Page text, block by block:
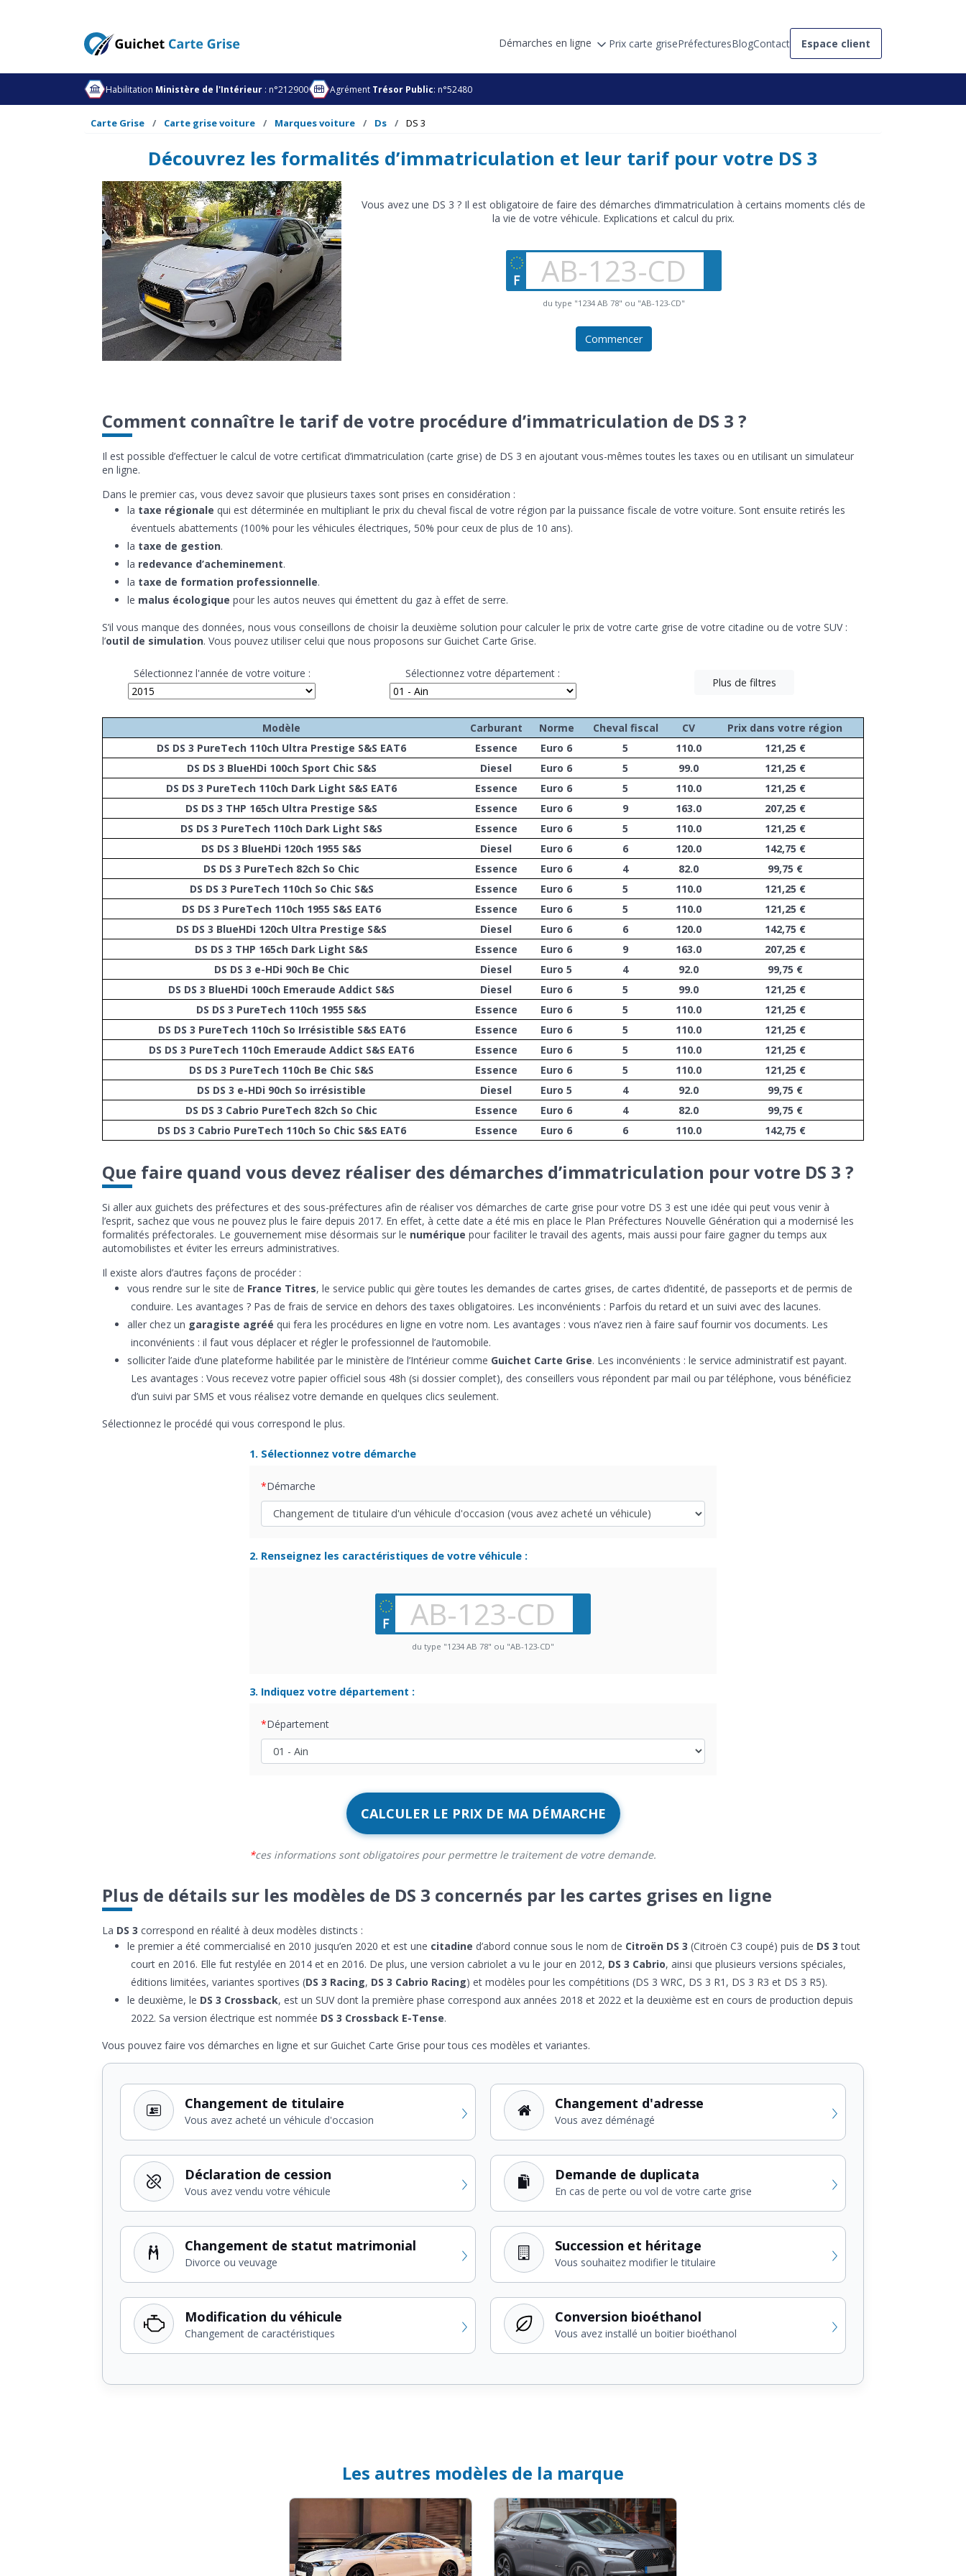
Démarches en ligne Prix carte grisePréfecturesBlogContact Espace client
Habilitation Ministère de l'Intérieur : n°212900 Agrément Trésor Public: n°52480
Carte Grise Carte grise voiture Marques voiture Ds DS 3
Découvrez les formalités d’immatriculation et leur tarif pour votre DS 3
Vous avez une DS 3 ? Il est obligatoire de faire des démarches d’immatriculation à certains moments clés de
la vie de votre véhicule. Explications et calcul du prix.
du type "1234 AB 78" ou "AB-123-CD"
Commencer
Comment connaître le tarif de votre procédure d’immatriculation de DS 3 ?
Il est possible d’effectuer le calcul de votre certificat d’immatriculation (carte grise) de DS 3 en ajoutant vous-mêmes toutes les taxes ou en utilisant un simulateur
en ligne.
Dans le premier cas, vous devez savoir que plusieurs taxes sont prises en considération :
la taxe régionale qui est déterminée en multipliant le prix du cheval fiscal de votre région par la puissance fiscale de votre voiture. Sont ensuite retirés les
éventuels abattements (100% pour les véhicules électriques, 50% pour ceux de plus de 10 ans).
la taxe de gestion.
la redevance d’acheminement.
la taxe de formation professionnelle.
le malus écologique pour les autos neuves qui émettent du gaz à effet de serre.
S’il vous manque des données, nous vous conseillons de choisir la deuxième solution pour calculer le prix de votre carte grise de votre citadine ou de votre SUV :
l’outil de simulation. Vous pouvez utiliser celui que nous proposons sur Guichet Carte Grise.
Sélectionnez l'année de votre voiture : Sélectionnez votre département :
Plus de filtres
Modèle Carburant Norme Cheval fiscal CV
Prix dans votre région
DS DS 3 PureTech 110ch Ultra Prestige S&S EAT6
Essence Euro 6 5 110.0
121,25 €
DS DS 3 BlueHDi 100ch Sport Chic S&S
Diesel Euro 6 5 99.0
121,25 €
DS DS 3 PureTech 110ch Dark Light S&S EAT6
Essence Euro 6 5 110.0
121,25 €
DS DS 3 THP 165ch Ultra Prestige S&S
Essence Euro 6 9 163.0
207,25 €
DS DS 3 PureTech 110ch Dark Light S&S
Essence Euro 6 5 110.0
121,25 €
DS DS 3 BlueHDi 120ch 1955 S&S
Diesel Euro 6 6 120.0
142,75 €
DS DS 3 PureTech 82ch So Chic
Essence Euro 6 4 82.0
99,75 €
DS DS 3 PureTech 110ch So Chic S&S
Essence Euro 6 5 110.0
121,25 €
DS DS 3 PureTech 110ch 1955 S&S EAT6
Essence Euro 6 5 110.0
121,25 €
DS DS 3 BlueHDi 120ch Ultra Prestige S&S
Diesel Euro 6 6 120.0
142,75 €
DS DS 3 THP 165ch Dark Light S&S
Essence Euro 6 9 163.0
207,25 €
DS DS 3 e-HDi 90ch Be Chic
Diesel Euro 5 4 92.0
99,75 €
DS DS 3 BlueHDi 100ch Emeraude Addict S&S
Diesel Euro 6 5 99.0
121,25 €
DS DS 3 PureTech 110ch 1955 S&S
Essence Euro 6 5 110.0
121,25 €
DS DS 3 PureTech 110ch So Irrésistible S&S EAT6
Essence Euro 6 5 110.0
121,25 €
DS DS 3 PureTech 110ch Emeraude Addict S&S EAT6
Essence Euro 6 5 110.0
121,25 €
DS DS 3 PureTech 110ch Be Chic S&S
Essence Euro 6 5 110.0
121,25 €
DS DS 3 e-HDi 90ch So irrésistible
Diesel Euro 5 4 92.0
99,75 €
DS DS 3 Cabrio PureTech 82ch So Chic
Essence Euro 6 4 82.0
99,75 €
DS DS 3 Cabrio PureTech 110ch So Chic S&S EAT6
Essence Euro 6 6 110.0 142,75 €
Que faire quand vous devez réaliser des démarches d’immatriculation pour votre DS 3 ?
Si aller aux guichets des préfectures et des sous-préfectures afin de réaliser vos démarches de carte grise pour votre DS 3 est une idée qui peut vous venir à
l’esprit, sachez que vous ne pouvez plus le faire depuis 2017. En effet, à cette date a été mis en place le Plan Préfectures Nouvelle Génération qui a modernisé les
formalités préfectorales. Le gouvernement mise désormais sur le numérique pour faciliter le travail des agents, mais aussi pour faire gagner du temps aux
automobilistes et éviter les erreurs administratives.
Il existe alors d’autres façons de procéder :
vous rendre sur le site de France Titres, le service public qui gère toutes les demandes de cartes grises, de cartes d’identité, de passeports et de permis de
conduire. Les avantages ? Pas de frais de service en dehors des taxes obligatoires. Les inconvénients : Parfois du retard et un suivi avec des lacunes.
aller chez un garagiste agréé qui fera les procédures en ligne en votre nom. Les avantages : vous n’avez rien à faire sauf fournir vos documents. Les
inconvénients : il faut vous déplacer et régler le professionnel de l’automobile.
solliciter l’aide d’une plateforme habilitée par le ministère de l’Intérieur comme Guichet Carte Grise. Les inconvénients : le service administratif est payant.
Les avantages : Vous recevez votre papier officiel sous 48h (si dossier complet), des conseillers vous répondent par mail ou par téléphone, vous bénéficiez
d’un suivi par SMS et vous réalisez votre demande en quelques clics seulement.
Sélectionnez le procédé qui vous correspond le plus.
1. Sélectionnez votre démarche
Démarche
2. Renseignez les caractéristiques de votre véhicule :
du type "1234 AB 78" ou "AB-123-CD"
3. Indiquez votre département :
Département
CALCULER LE PRIX DE MA DÉMARCHE
ces informations sont obligatoires pour permettre le traitement de votre demande.
Plus de détails sur les modèles de DS 3 concernés par les cartes grises en ligne
La DS 3 correspond en réalité à deux modèles distincts :
le premier a été commercialisé en 2010 jusqu’en 2020 et est une citadine d’abord connue sous le nom de Citroën DS 3 (Citroën C3 coupé) puis de DS 3 tout
court en 2016. Elle fut restylée en 2014 et en 2016. De plus, une version cabriolet a vu le jour en 2012, DS 3 Cabrio, ainsi que plusieurs versions spéciales,
éditions limitées, variantes sportives (DS 3 Racing, DS 3 Cabrio Racing) et modèles pour les compétitions (DS 3 WRC, DS 3 R1, DS 3 R3 et DS 3 R5).
le deuxième, le DS 3 Crossback, est un SUV dont la première phase correspond aux années 2018 et 2022 et la deuxième est en cours de production depuis
2022. Sa version électrique est nommée DS 3 Crossback E-Tense.
Vous pouvez faire vos démarches en ligne et sur Guichet Carte Grise pour tous ces modèles et variantes.
Changement de titulaire
Vous avez acheté un véhicule d'occasion
Changement d'adresse
Vous avez déménagé
Déclaration de cession
Vous avez vendu votre véhicule
Demande de duplicata
En cas de perte ou vol de votre carte grise
Changement de statut matrimonial
Divorce ou veuvage
Succession et héritage
Vous souhaitez modifier le titulaire
Modification du véhicule
Changement de caractéristiques
Conversion bioéthanol
Vous avez installé un boitier bioéthanol
Les autres modèles de la marque